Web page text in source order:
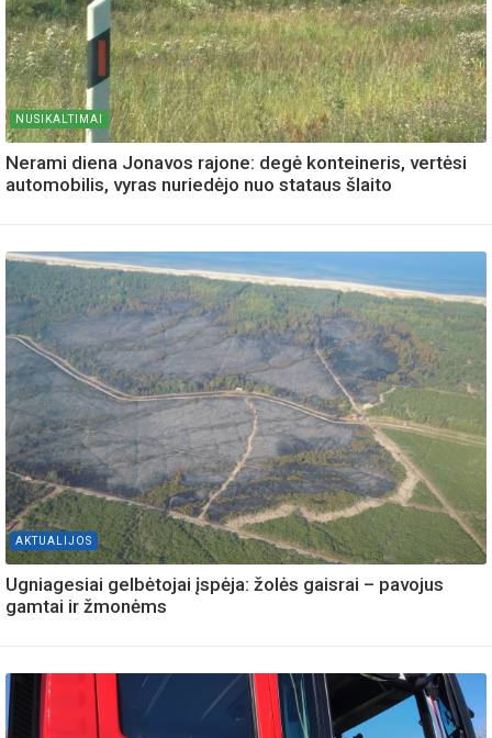
NUSIKALTIMAI
Nerami diena Jonavos rajone: degė konteineris, vertėsi
automobilis, vyras nuriedėjo nuo stataus šlaito
AKTUALIJOS
Ugniagesiai gelbėtojai įspėja: žolės gaisrai – pavojus
gamtai ir žmonėms